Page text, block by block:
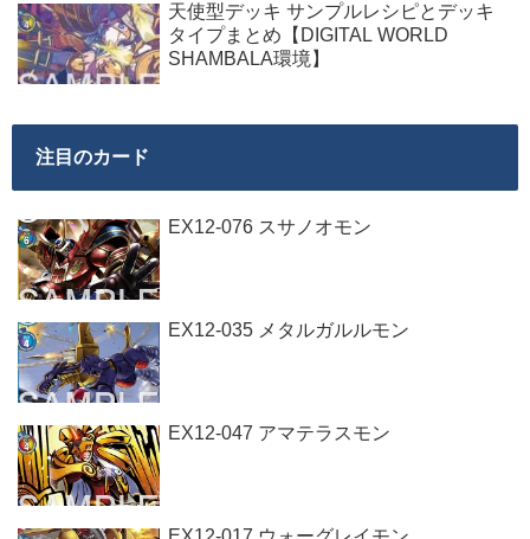
天使型デッキ サンプルレシピとデッキ
タイプまとめ【DIGITAL WORLD
SHAMBALA環境】
注目のカード
EX12-076 スサノオモン
EX12-035 メタルガルルモン
EX12-047 アマテラスモン